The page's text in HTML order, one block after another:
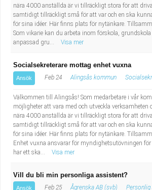
nära 4000 anställda är vi tillräckligt stora för att
samtidigt tillräckligt små för att var och en ska
för sina idéer. Här finns plats för nytänkare.
Som vikarie kan du arbeta inom förskola,
anpassad gru...
Visa mer
Socialsekreterare mottag enhet vuxna
Ansök Feb 24 Alingsås kommun
Välkommen till Alingsås! Som medarbetare i vår
möjligheter att vara med och utveckla verksamheten
nära 4000 anställda är vi tillräckligt stora för att
samtidigt tillräckligt små för att var och en ska
för sina idéer. Här finns plats för nytänkare.
Enhet vuxna ansvarar för myndighetsutövningen
har ett ska...
Visa mer
Vill du bli min personliga assistent?
Ansök Feb 25 Ågrenska AB (svb)